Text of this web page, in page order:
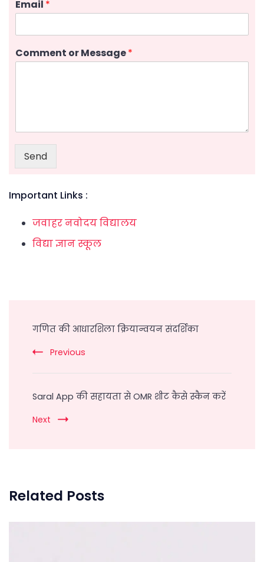
Email *
Comment or Message*
Send
Important Links :
जवाहर नवोदय विद्यालय
विद्या ज्ञान स्कूल
Navigation
गणित की आधारशिला क्रियान्वयन संदर्शिका
Previous
Saral App की सहायता से OMR शीट कैसे स्कैन करें
Next
Related Posts